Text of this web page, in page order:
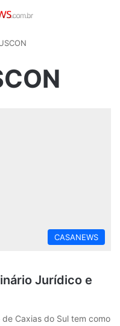
CASANEWS
Jurídico e
Caxias do Sul tem como